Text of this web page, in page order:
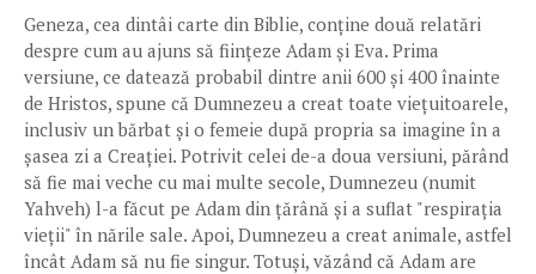
Geneza, cea dintâi carte din Biblie, conține două relatări
despre cum au ajuns să ființeze Adam și Eva. Prima
versiune, ce datează probabil dintre anii 600 și 400 înainte
de Hristos, spune că Dumnezeu a creat toate viețuitoarele,
inclusiv un bărbat și o femeie după propria sa imagine în a
șasea zi a Creației. Potrivit celei de-a doua versiuni, părând
să fie mai veche cu mai multe secole, Dumnezeu (numit
Yahveh) l-a făcut pe Adam din țărână și a suflat "respirația
vieții" în nările sale. Apoi, Dumnezeu a creat animale, astfel
încât Adam să nu fie singur. Totuși, văzând că Adam are